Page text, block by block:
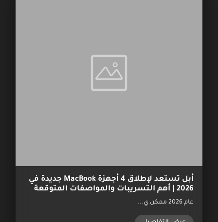
أبل تستعد لإطلاق 4 أجهزة MacBook جديدة في
2026 | أهم التسريبات والمواصفات المتوقعة
عام 2026 ممكن ي...